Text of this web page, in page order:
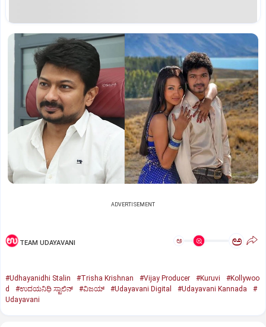
ADVERTISEMENT
TEAM UDAYAVANI ಅ ಅ
#Udhayanidhi Stalin #Trisha Krishnan #Vijay Producer #Kuruvi
#Kollywoo
d
#ಉದಯನಿಧಿ ಸ್ಟಾಲಿನ್‌ #ವಿಜಯ್‌ #Udayavani Digital #Udayavani Kannada
#
Udayavani